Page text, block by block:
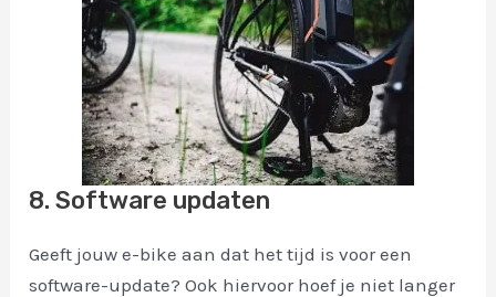
8. Software updaten
Geeft jouw e-bike aan dat het tijd is voor een
software-update? Ook hiervoor hoef je niet langer